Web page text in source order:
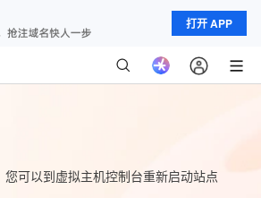
打开 APP
可以到虚拟主机控制台重新启动站点